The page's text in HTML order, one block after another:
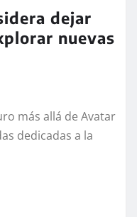
dejar
nuevas
más allá de Avatar
dedicadas a la